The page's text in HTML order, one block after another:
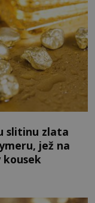
slitinu zlata
jež na
kousek